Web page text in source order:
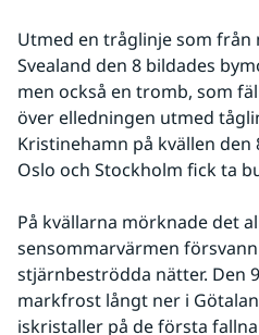
Utmed en tråglinje som
Svealand den 8 bildades
men också en tromb, som
över elledningen utmed
Kristinehamn på kvällen den
Oslo och Stockholm fick ta
På kvällarna mörknade det
sensommarvärmen
stjärnbeströdda nätter. Den
markfrost långt ner i
iskristaller på de första